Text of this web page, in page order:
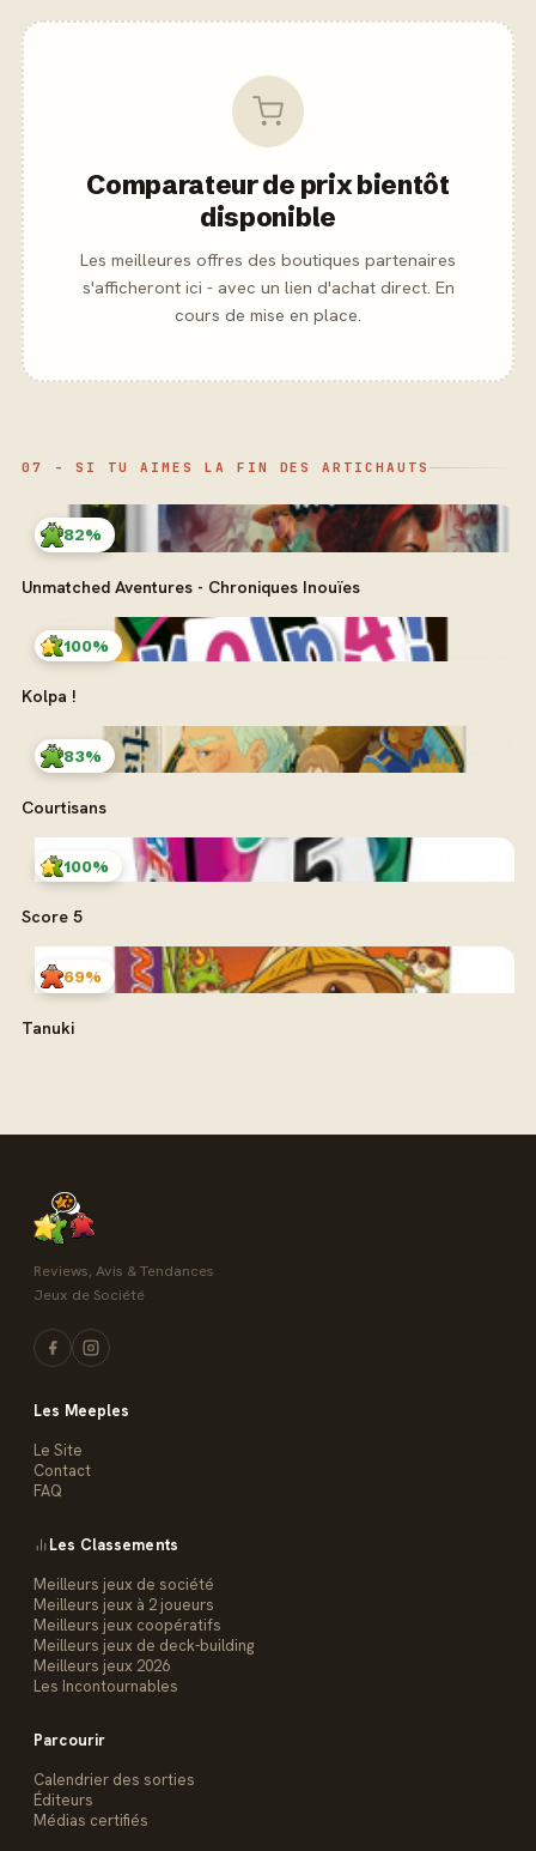
Comparateur de prix bientôt
disponible
Les meilleures offres des boutiques partenaires
s'afficheront ici - avec un lien d'achat direct. En
cours de mise en place.
07 - SI TU AIMES LA FIN DES ARTICHAUTS
82%
Unmatched Aventures - Chroniques Inouïes
100%
Kolpa !
83%
Courtisans
100%
Score 5
69%
Tanuki
Reviews, Avis & Tendances
Jeux de Société
Les Meeples
Le Site
Contact
FAQ
Les Classements
Meilleurs jeux de société
Meilleurs jeux à 2 joueurs
Meilleurs jeux coopératifs
Meilleurs jeux de deck-building
Meilleurs jeux 2026
Les Incontournables
Parcourir
Calendrier des sorties
Éditeurs
Médias certifiés